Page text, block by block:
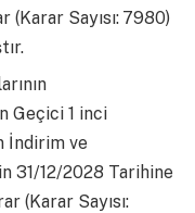
(Karar Sayısı: 7980)
Geçici 1 inci
İndirim ve
31/12/2028 Tarihine
(Karar Sayısı: